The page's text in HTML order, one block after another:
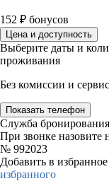
152 ₽ бонусов
Цена и доступность
Выберите даты и
проживания
Без комиссии и
Показать телефон
Служба
При звонке назовите
№ 992023
Добавить в избранное
избранного